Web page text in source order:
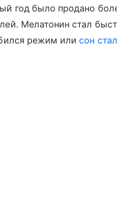
год было продано
Мелатонин стал
режим или сон